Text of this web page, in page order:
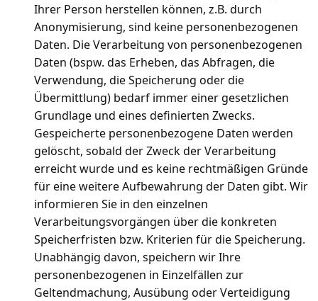
Ihrer Person herstellen können, z.B. durch
Anonymisierung, sind keine personenbezogenen
Daten. Die Verarbeitung von personenbezogenen
Daten (bspw. das Erheben, das Abfragen, die
Verwendung, die Speicherung oder die
Übermittlung) bedarf immer einer gesetzlichen
Grundlage und eines definierten Zwecks.
Gespeicherte personenbezogene Daten werden
gelöscht, sobald der Zweck der Verarbeitung
erreicht wurde und es keine rechtmäßigen Gründe
für eine weitere Aufbewahrung der Daten gibt. Wir
informieren Sie in den einzelnen
Verarbeitungsvorgängen über die konkreten
Speicherfristen bzw. Kriterien für die Speicherung.
Unabhängig davon, speichern wir Ihre
personenbezogenen in Einzelfällen zur
Geltendmachung, Ausübung oder Verteidigung